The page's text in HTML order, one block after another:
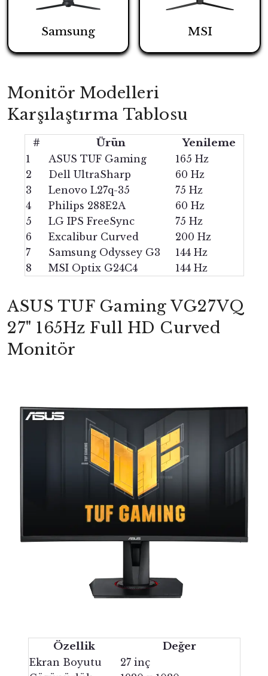
Samsung MSI
Monitör Modelleri
Karşılaştırma Tablosu
# Ürün Yenileme
1 ASUS TUF Gaming
165 Hz
2
Dell UltraSharp
60 Hz
3
Lenovo L27q-35
75 Hz
4
Philips 288E2A
60 Hz
5
LG IPS FreeSync
75 Hz
6
Excalibur Curved
200 Hz
7
Samsung Odyssey G3
144 Hz
8
MSI Optix G24C4 144 Hz
ASUS TUF Gaming VG27VQ
27" 165Hz Full HD Curved
Monitör
Özellik Değer
Ekran Boyutu
27 inç